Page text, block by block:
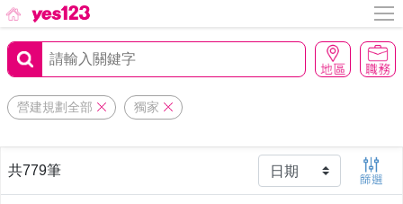
營建規劃全部 獨家
共779筆